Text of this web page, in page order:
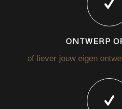
ONTWERP
of liever jouw eigen